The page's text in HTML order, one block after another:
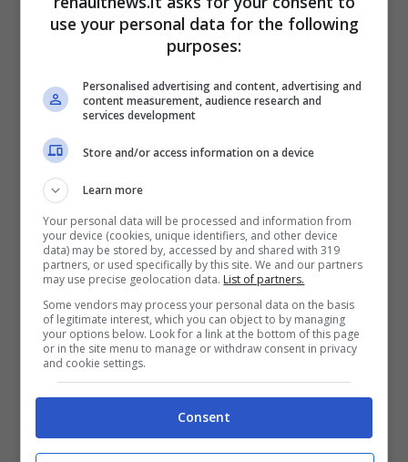
selezionata. L’autonomia massima dovrebbe
toccare i 700 km, con ricariche sino a 320
ci sarà l’addio al diesel, ma non mancherà la
benzina prodotto in Cina.
Futur#MercedesGLA (2026) :
que nous promet cette nouvelle
génération ?
>>https://t.co/nnGi15pivr
ANCE_ @MercedesBenz
pic.twitter.com/9WvNRzTCSz
use your personal data for the following
purposes:
Personalised advertising and content, advertising and
content measurement, audience research and
services development
Store and/or access information on a device
Learn more
Your personal data will be processed and information from
your device (cookies, unique identifiers, and other device
data) may be stored by, accessed by and shared with 319
partners, or used specifically by this site. We and our partners
may use precise geolocation data. List of partners.
Some vendors may process your personal data on the basis
of legitimate interest, which you can object to by managing
your options below. Look for a link at the bottom of this page
or in the site menu to manage or withdraw consent in privacy
and cookie settings.
Consent